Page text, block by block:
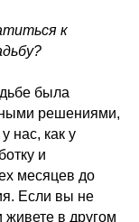
к
была
решениями,
нас, как у
и
месяцев до
Если вы не
в другом